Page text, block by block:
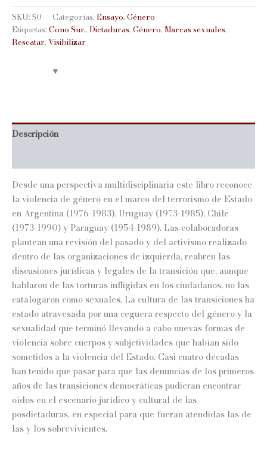
SKU: 50 Categorías: Ensayo, Género
Etiquetas: Cono Sur., Dictaduras, Género, Marcas sexuales,
Rescatar, Visibilizar
Descripción
Desde una perspectiva multidisciplinaria este libro reconoce
la violencia de género en el marco del terrorismo de Estado
en Argentina (1976-1983), Uruguay (1973-1985), Chile
(1973-1990) y Paraguay (1954-1989). Las colaboradoras
plantean una revisión del pasado y del activismo realizado
dentro de las organizaciones de izquierda, reabren las
discusiones jurídicas y legales de la transición que, aunque
hablaron de las torturas infligidas en los ciudadanos, no las
catalogaron como sexuales. La cultura de las transiciones ha
estado atravesada por una ceguera respecto del género y la
sexualidad que terminó llevando a cabo nuevas formas de
violencia sobre cuerpos y subjetividades que habían sido
sometidos a la violencia del Estado. Casi cuatro décadas
han tenido que pasar para que las denuncias de los primeros
años de las transiciones democráticas pudieran encontrar
oídos en el escenario jurídico y cultural de las
posdictaduras, en especial para que fueran atendidas las de
las y los sobrevivientes.